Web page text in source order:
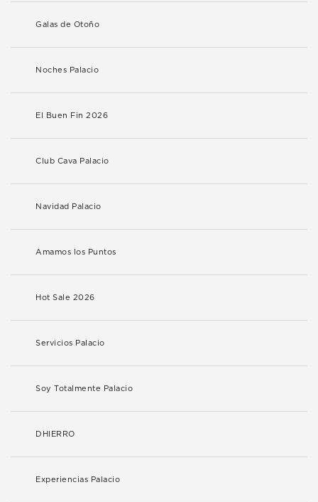
Galas de Otoño
Noches Palacio
El Buen Fin 2026
Club Cava Palacio
Navidad Palacio
Amamos los Puntos
Hot Sale 2026
Servicios Palacio
Soy Totalmente Palacio
DHIERRO
Experiencias Palacio